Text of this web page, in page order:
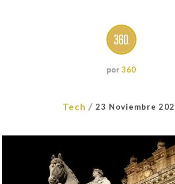
por360
Tech / 23 Noviembre